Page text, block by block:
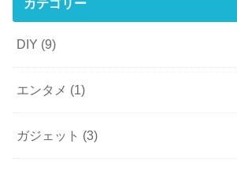
DIY (9)
エンタメ (1)
ガジェット (3)